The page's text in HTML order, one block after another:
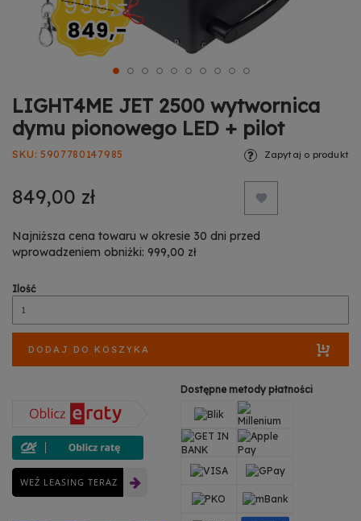
LIGHT4ME JET 2500 wytwornica
dymu pionowego LED + pilot
SKU 5907780147985
849,00 zł
Zapytaj o produkt
Najniższa cena towaru w okresie 30 dni przed
wprowadzeniem obniżki: 999,00 zł
Ilość
DODAJ DO KOSZYKA
WEŹ LEASING TERAZ
Dostępne metody płatności